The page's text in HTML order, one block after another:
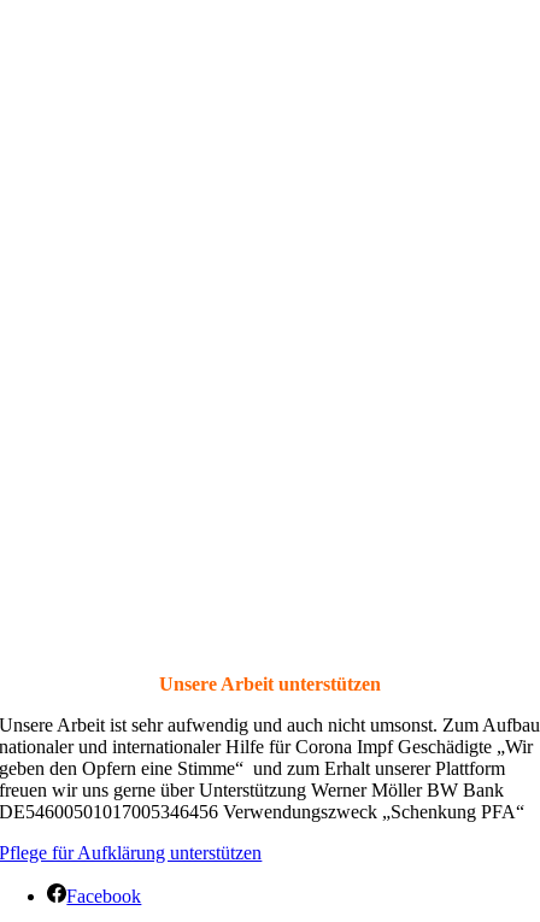
Unsere Arbeit unterstützen
Unsere Arbeit ist sehr aufwendig und auch nicht umsonst. Zum Aufbau
nationaler und internationaler Hilfe für Corona Impf Geschädigte „Wir
geben den Opfern eine Stimme“ und zum Erhalt unserer Plattform
freuen wir uns gerne über Unterstützung Werner Möller BW Bank
DE54600501017005346456 Verwendungszweck „Schenkung PFA“
Pflege für Aufklärung unterstützen
Facebook